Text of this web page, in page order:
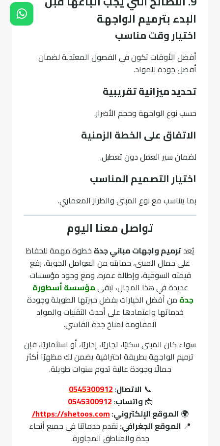
البدء بترميم الواجهة
اختيار وقت مناسب
أفضل الأوقات تكون في الفصول المعتدلة لضمان
أفضل جودة للمواد.
تحديد ميزانية تقريبية
حسب نوع الواجهة وحجم الأضرار.
الاتفاق على الخطة الزمنية
لضمان سير العمل دون تعطيل.
اختيار التصميم المناسب
بما يتناسب مع نوع المبنى والطراز المعماري.
تواصل معنا اليوم
يُعدترميم واجهات مباني جدة خطوة مهمة للحفاظ
على جمال المبنى، حمايته من العوامل الجوية، رفع
قيمته السوقية، وإطالة عمره. ومع وجود مؤسسات
عديدة في هذا المجال، تبقىمؤسسة أسطورة
جدة من أفضل الخيارات بفضل خبرتها الطويلة وجودة
خدماتها واعتمادها على أحدث التقنيات والمواد
المقاومة لمناخ جدة القاسي.
سواء كان المبنى سكنيًا، تجاريًا، إداريًا، أو استثماريًا، فإن
ترميم الواجهة بطريقة احترافية يضمن لك مظهرًا أكثر
جمالًا وجودة عالية تدوم سنوات طويلة.
📞 الاتصال:
0545300912
📩 واتساب:
0545300912
🌍 الموقع الإلكتروني:https://shetoos.com/
📍 الموقع الجغرافي: نقدم خدماتنا في جميع أنحاء
جدة والمناطق المجاورة.